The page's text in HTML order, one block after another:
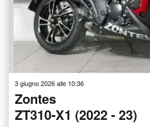
3 giugno 2026 alle 10:36
Zontes
ZT310-X1 (2022 - 23)